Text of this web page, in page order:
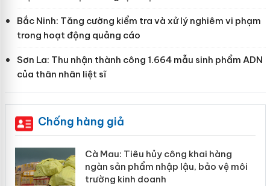
Bắc Ninh: Tăng cường kiểm tra và xử lý nghiêm vi phạm
trong hoạt động quảng cáo
Sơn La: Thu nhận thành công 1.664 mẫu sinh phẩm ADN
của thân nhân liệt sĩ
Chống hàng giả
Cà Mau: Tiêu hủy công khai hàng
ngàn sản phẩm nhập lậu, bảo vệ môi
trường kinh doanh